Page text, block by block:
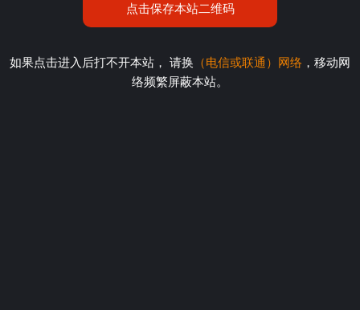
点击保存本站二维码
如果点击进入后打不开本站， 请换 （电信或联通）网络 ，移动网
络频繁屏蔽本站。